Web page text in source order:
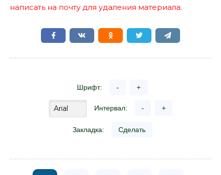
написать на почту для удаления материала.
Шрифт: - +
Интервал: - +
Закладка: Сделать